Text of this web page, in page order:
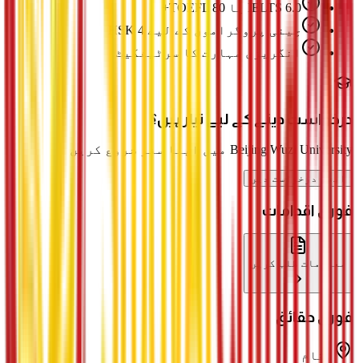
IELTS 6.0 یا TOEFL 80+
چینی پروگراموں کے لیے HSK 4
انگریزی مہارت کا سرٹیفکیٹ
درخواست دینے کے لیے تیار ہیں؟
Beijing Wuzi University میں اپنا سفر شروع کریں
ابھی درخواست دیں
فوری اقدامات
معلومات طلب کریں
فوری حقائق
مقام